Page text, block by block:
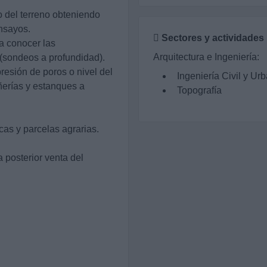
del terreno obteniendo
conocer las
a profundidad).
de poros o nivel del
y estanques a
y parcelas agrarias.
posterior venta del
Sectores y actividades
Arquitectura e Ingeniería:
Ingeniería Civil y
Topografía